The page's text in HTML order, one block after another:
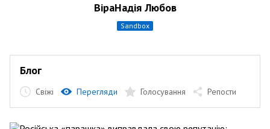
ВіраНадія Любов
sandbox
Блог
Свіжі Перегляди Голосування Репости